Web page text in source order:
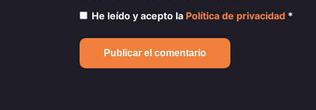
He leído y acepto la Política de privacidad *